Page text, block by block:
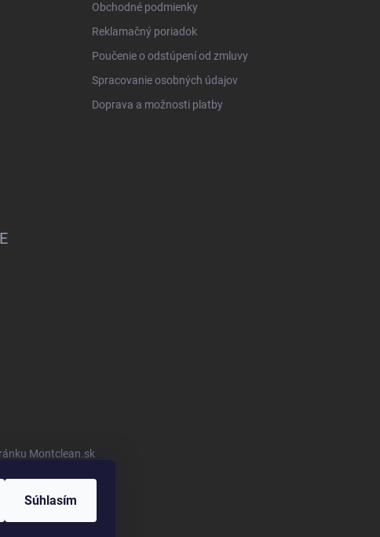
Súhlasím
Obchodné podmienky
Reklamačný poriadok
Poučenie o odstúpení od zmluvy
Spracovanie osobných údajov
Doprava a možnosti platby
Montclean.sk